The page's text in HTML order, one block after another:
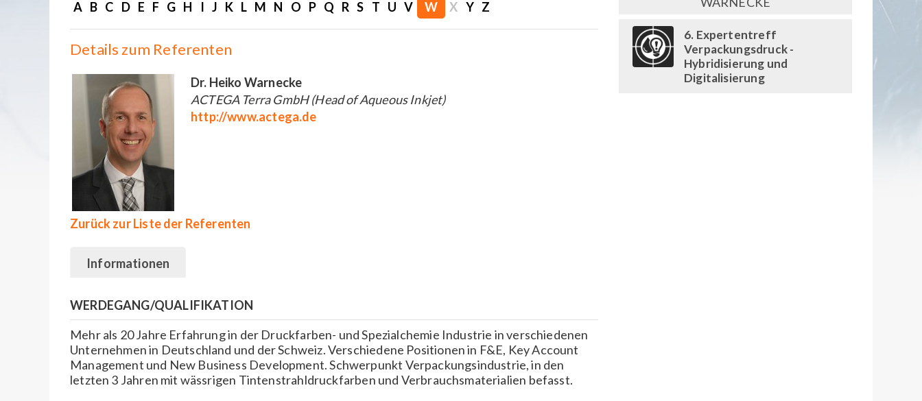
A B C D E F G H I J K L M N O P Q R S T U V W X Y Z
Details zum Referenten
Dr. Heiko Warnecke
ACTEGA Terra GmbH (Head of Aqueous Inkjet)
http://www.actega.de
Zurück zur Liste der Referenten
Informationen
WERDEGANG/QUALIFIKATION
Mehr als 20 Jahre Erfahrung in der Druckfarben- und Spezialchemie Industrie in verschiedenen
Unternehmen in Deutschland und der Schweiz. Verschiedene Positionen in F&E, Key Account
Management und New Business Development. Schwerpunkt Verpackungsindustrie, in den
letzten 3 Jahren mit wässrigen Tintenstrahldruckfarben und Verbrauchsmaterialien befasst.
6. Expertentreff
Verpackungsdruck -
Hybridisierung und
Digitalisierung